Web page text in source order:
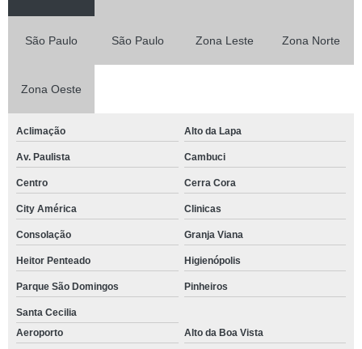
São Paulo São Paulo Zona Leste Zona Norte
Zona Oeste
Aclimação Alto da Lapa
Av. Paulista Cambuci
Centro Cerra Cora
City América Clinicas
Consolação Granja Viana
Heitor Penteado Higienópolis
Parque São Domingos Pinheiros
Santa Cecilia
Aeroporto
Alto da Boa Vista